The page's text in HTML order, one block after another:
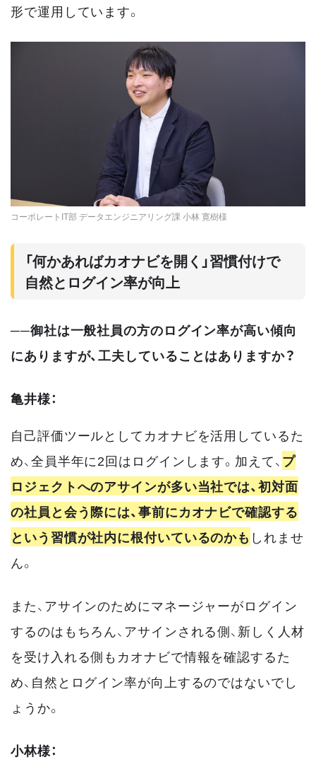
形で運用しています。
コーポレートIT部 データエンジニアリング課 小林 寛樹様
「何かあればカオナビを開く」習慣付けで
自然とログイン率が向上
──御社は一般社員の方のログイン率が高い傾向
にありますが、工夫していることはありますか？
亀井様：
自己評価ツールとしてカオナビを活用しているた
め、全員半年に2回はログインします。加えて、プ
ロジェクトへのアサインが多い当社では、初対面
の社員と会う際には、事前にカオナビで確認する
という習慣が社内に根付いているのかも しれませ
ん。
また、アサインのためにマネージャーがログイン
するのはもちろん、アサインされる側、新しく人材
を受け入れる側もカオナビで情報を確認するた
め、自然とログイン率が向上するのではないでし
ょうか。
小林様：